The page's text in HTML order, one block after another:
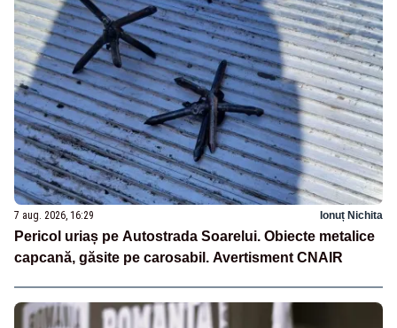
7 aug. 2026, 16:29 Ionuț Nichita
Pericol uriaș pe Autostrada Soarelui. Obiecte metalice
capcană, găsite pe carosabil. Avertisment CNAIR